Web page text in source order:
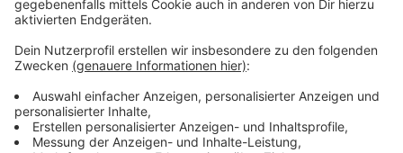
Dezember werden die Linien aber dann auch wieder an
Anzeige
Weitere Meldungen aus Leverkusen